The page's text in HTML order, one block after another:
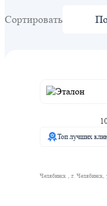
Сортировать
Топ лучших
Челябинск , г.